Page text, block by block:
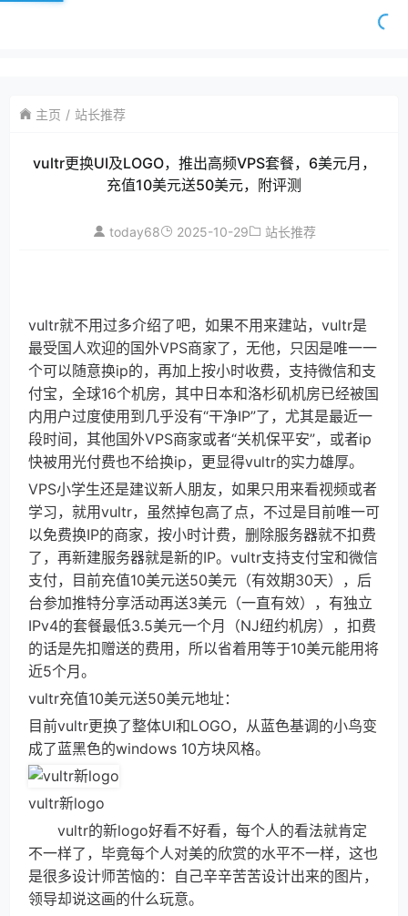
主页 站长推荐
vultr更换UI及LOGO，推出高频VPS套餐，6美元月，
充值10美元送50美元，附评测
today68 2025-10-29 站长推荐
vultr就不用过多介绍了吧，如果不用来建站，vultr是
最受国人欢迎的国外VPS商家了，无他，只因是唯一一
个可以随意换ip的，再加上按小时收费，支持微信和支
付宝，全球16个机房，其中日本和洛杉矶机房已经被国
内用户过度使用到几乎没有“干净IP”了，尤其是最近一
段时间，其他国外VPS商家或者“关机保平安”，或者ip
快被用光付费也不给换ip，更显得vultr的实力雄厚。
VPS小学生还是建议新人朋友，如果只用来看视频或者
学习，就用vultr，虽然掉包高了点，不过是目前唯一可
以免费换IP的商家，按小时计费，删除服务器就不扣费
了，再新建服务器就是新的IP。vultr支持支付宝和微信
支付，目前充值10美元送50美元（有效期30天），后
台参加推特分享活动再送3美元（一直有效），有独立
IPv4的套餐最低3.5美元一个月（NJ纽约机房），扣费
的话是先扣赠送的费用，所以省着用等于10美元能用将
近5个月。
vultr充值10美元送50美元地址：
目前vultr更换了整体UI和LOGO，从蓝色基调的小鸟变
成了蓝黑色的windows 10方块风格。
vultr新logo
vultr的新logo好看不好看，每个人的看法就肯定
不一样了，毕竟每个人对美的欣赏的水平不一样，这也
是很多设计师苦恼的：自己辛辛苦苦设计出来的图片，
领导却说这画的什么玩意。